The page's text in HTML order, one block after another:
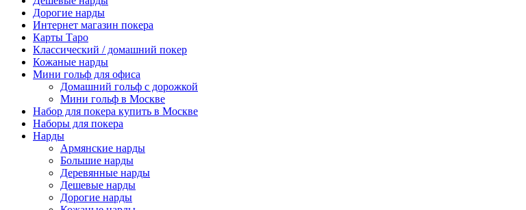
Дорогие нарды
Интернет магазин покера
Карты Таро
Классический / домашний покер
Кожаные нарды
Мини гольф для офиса
Домашний гольф с дорожкой
Мини гольф в Москве
Набор для покера купить в Москве
Наборы для покера
Нарды
Армянские нарды
Большие нарды
Деревянные нарды
Дешевые нарды
Дорогие нарды